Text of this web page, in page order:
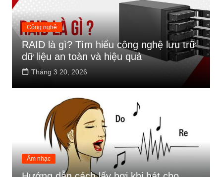
Công nghệ
RAID là gì? Tìm hiểu công nghệ lưu trữ
dữ liệu an toàn và hiệu quả
Tháng 3 20, 2026
Âm nhạc